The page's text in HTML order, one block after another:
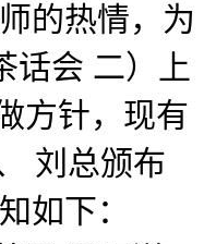
的热情，为
话会 二）上
方针，现有
刘总颁布
如下：